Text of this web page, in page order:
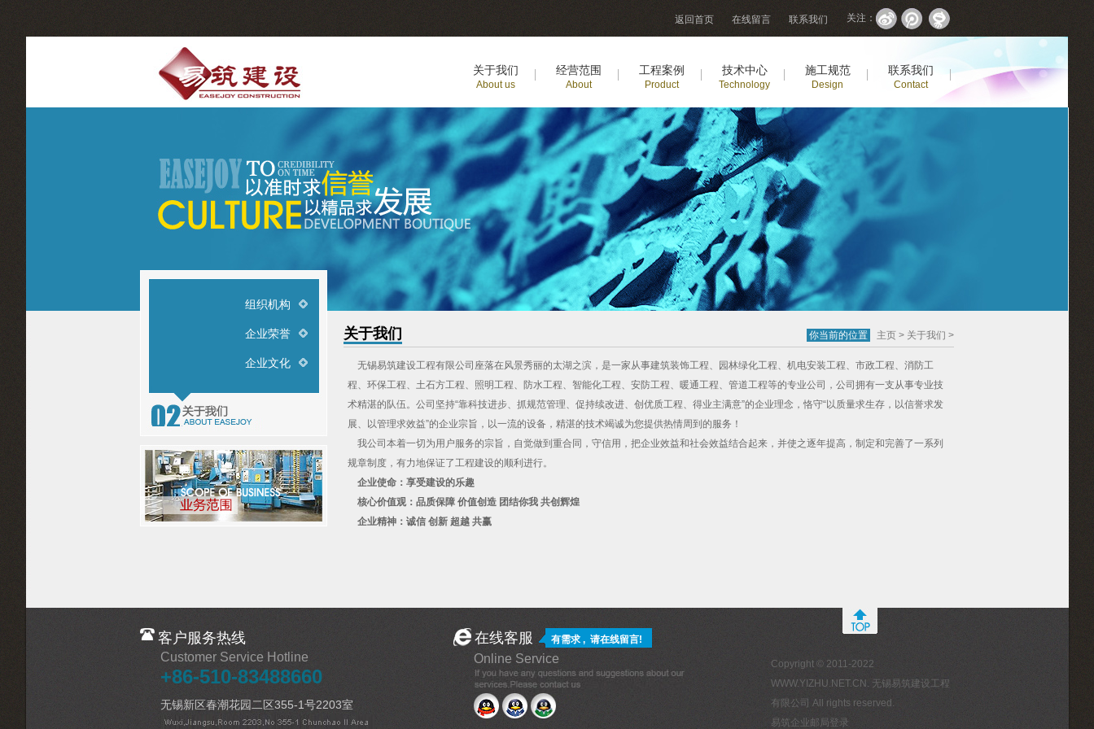
返回首页 在线留言 联系我们 关注：
关于我们
About us
经营范围
About
工程案例
Product
技术中心
Technology
施工规范
Design
联系我们
Contact
组织机构
企业荣誉
企业文化
你当前的位置 主页 > 关于我们 >
关于我们
无锡易筑建设工程有限公司座落在风景秀丽的太湖之滨，是一家从事建筑装饰工程、园林绿化工程、机电安装工程、市政工程、消防工
程、环保工程、土石方工程、照明工程、防水工程、智能化工程、安防工程、暖通工程、管道工程等的专业公司，公司拥有一支从事专业技
术精湛的队伍。公司坚持“靠科技进步、抓规范管理、促持续改进、创优质工程、得业主满意”的企业理念，恪守“以质量求生存，以信誉求发
展、以管理求效益”的企业宗旨，以一流的设备，精湛的技术竭诚为您提供热情周到的服务！
我公司本着一切为用户服务的宗旨，自觉做到重合同，守信用，把企业效益和社会效益结合起来，并使之逐年提高，制定和完善了一系列
规章制度，有力地保证了工程建设的顺利进行。
企业使命：享受建设的乐趣
核心价值观：品质保障 价值创造 团结你我 共创辉煌
企业精神：诚信 创新 超越 共赢
客户服务热线
Customer Service Hotline
+86-510-83488660
无锡新区春潮花园二区355-1号2203室
在线客服 有需求 , 请在线留言!
Online Service
Copyright © 2011-2022
WWW.YIZHU.NET.CN. 无锡易筑建设工程
有限公司 All rights reserved.
易筑企业邮局登录